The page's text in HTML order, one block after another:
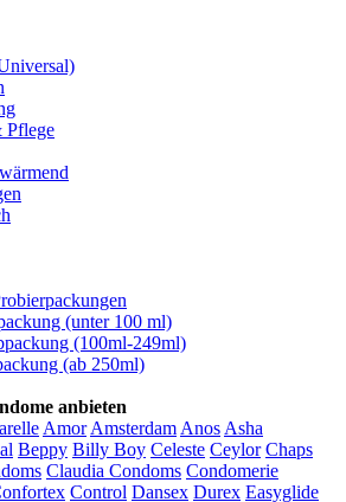
Pflege
(unter 100 ml)
(100ml-249ml)
(ab 250ml)
anbieten
Amor Amsterdam Anos Asha
Beppy Billy Boy Celeste Ceylor Chaps
Claudia Condoms Condomerie
Control Dansex Durex Easyglide